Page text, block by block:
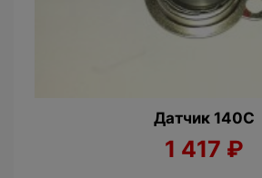
Датчик 140С
1 417 ₽